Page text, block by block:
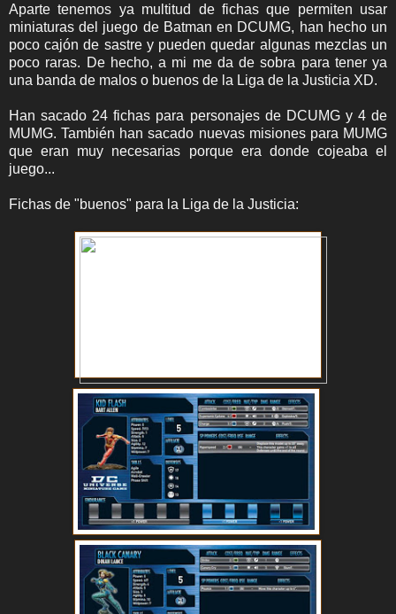
Aparte tenemos ya multitud de fichas que permiten usar
miniaturas del juego de Batman en DCUMG, han hecho un
poco cajón de sastre y pueden quedar algunas mezclas un
poco raras. De hecho, a mi me da de sobra para tener ya
una banda de malos o buenos de la Liga de la Justicia XD.
Han sacado 24 fichas para personajes de DCUMG y 4 de
MUMG. También han sacado nuevas misiones para MUMG
que eran muy necesarias porque era donde cojeaba el
juego...
Fichas de "buenos" para la Liga de la Justicia: